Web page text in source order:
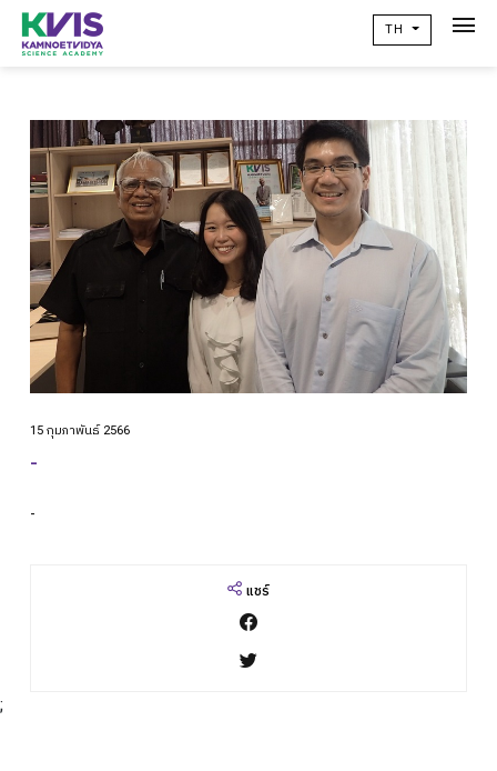
TH
เกี่ยวกับเรา
วิจัยผลสัมฤทธิ์ทางการเรียน
ข่าวสาร
เเคมปัสไลฟ์
คอมมูนิตี้
ติดต่อเรา
ปฏิทินโรงเรียน
ปฎิทินการศึกษา
15 กุมภาพันธ์ 2566
-
-
แชร์
;